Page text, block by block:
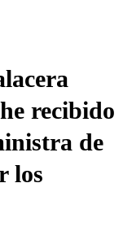
recibido
de
los